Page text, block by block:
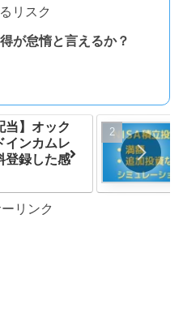
リスク
が怠惰と言えるか？
当】オック
インカムレ
登録した感
リンク